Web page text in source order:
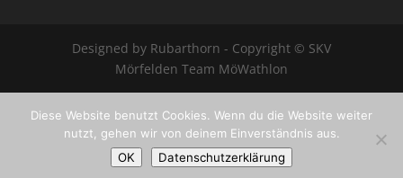
Designed by Rubarthorn - Copyright © SKV
Mörfelden Team MöWathlon
Diese Website benutzt Cookies. Wenn du die Website weiter
nutzt, gehen wir von deinem Einverständnis aus.
OK
Datenschutzerklärung